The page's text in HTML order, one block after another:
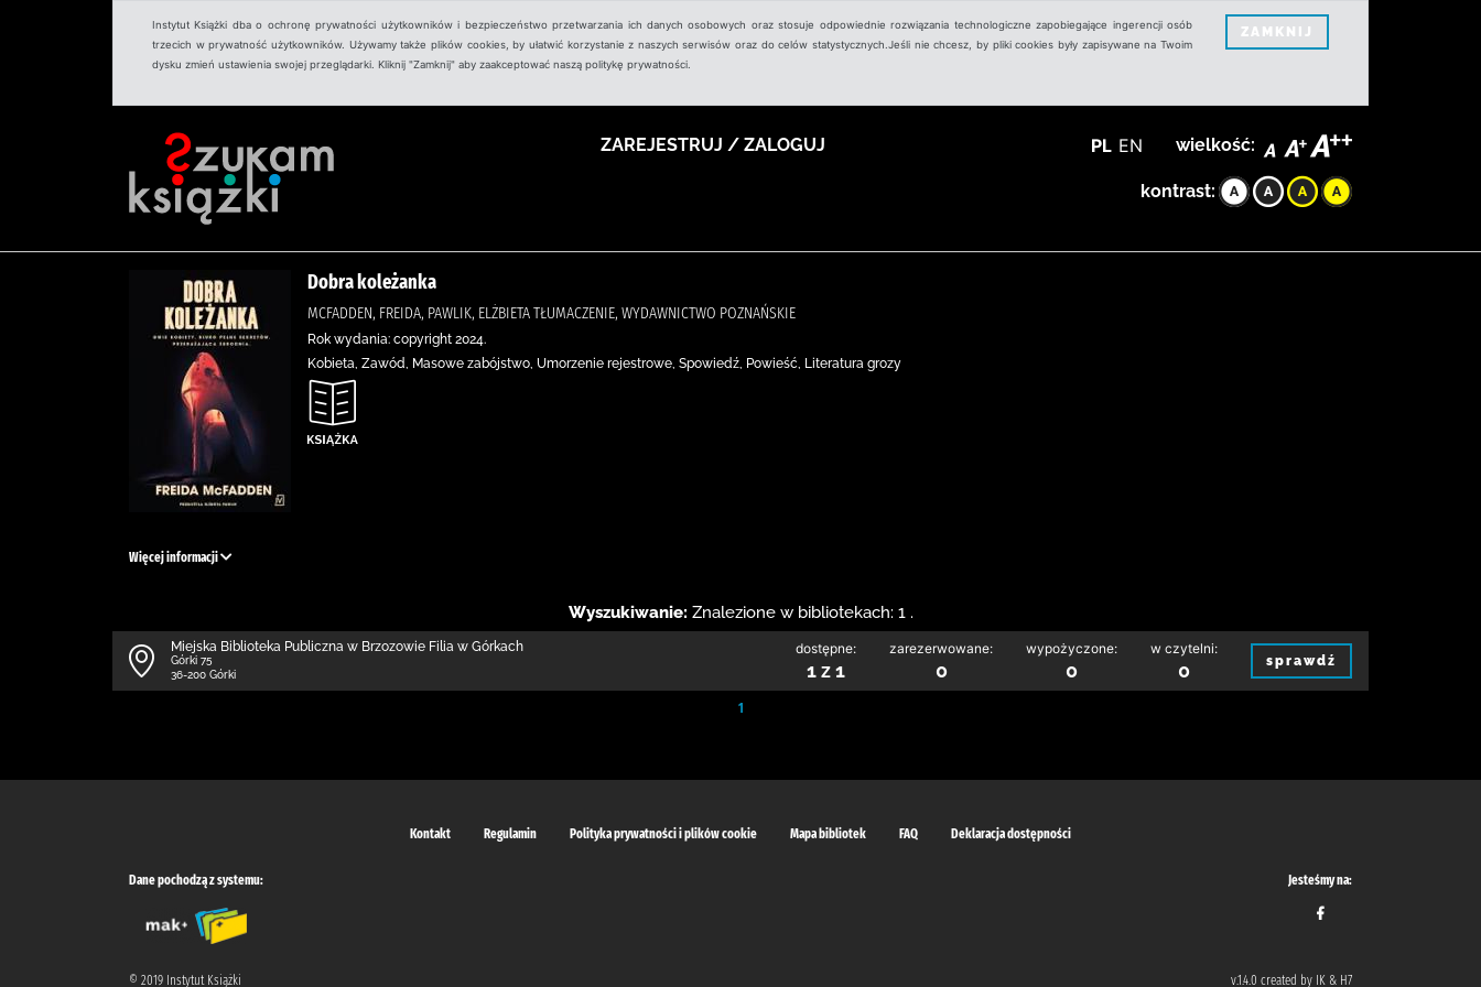
Instytut Książki dba o ochronę prywatności użytkowników i bezpieczeństwo przetwarzania ich danych osobowych oraz stosuje odpowiednie rozwiązania technologiczne zapobiegające ingerencji osób
trzecich w prywatność użytkowników. Używamy także plików cookies, by ułatwić korzystanie z naszych serwisów oraz do celów statystycznych.Jeśli nie chcesz, by pliki cookies były zapisywane na Twoim
dysku zmień ustawienia swojej przeglądarki. Kliknij "Zamknij" aby zaakceptować naszą politykę prywatności.
ZAMKNIJ
ZAREJESTRUJ / ZALOGUJ PL EN wielkość:
kontrast:
Dobra koleżanka
MCFADDEN, FREIDA, PAWLIK, ELŻBIETA TŁUMACZENIE, WYDAWNICTWO POZNAŃSKIE
Rok wydania: copyright 2024.
Kobieta, Zawód, Masowe zabójstwo, Umorzenie rejestrowe, Spowiedź, Powieść, Literatura grozy
Więcej informacji
Wyszukiwanie: Znalezione w bibliotekach: 1 .
Miejska Biblioteka Publiczna w Brzozowie Filia w Górkach
Górki 75
36-200 Górki
dostępne:
1 z 1
zarezerwowane:
0
wypożyczone:
0
w czytelni:
0 sprawdź
1
Kontakt Regulamin Polityka prywatności i plików cookie Mapa bibliotek FAQ Deklaracja dostępności
Dane pochodzą z systemu: Jesteśmy na:
© 2019 Instytut Książki v.1.4.0 created by IK & H7